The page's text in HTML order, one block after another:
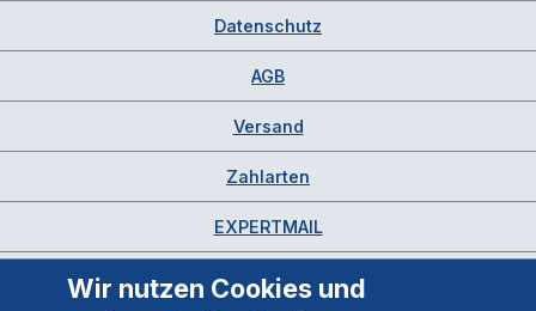
Datenschutz
AGB
Versand
Zahlarten
EXPERTMAIL
Wir nutzen Cookies und